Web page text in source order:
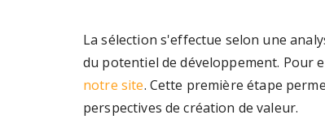
La sélection s'effectue selon une
du potentiel de développement. Pour
notre site. Cette première étape
perspectives de création de valeur.